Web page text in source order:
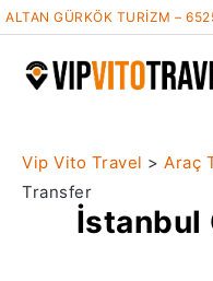
ALTAN GÜRKÖK TURİZM –
Vip Vito Travel > Araç
Transfer
İstanbul